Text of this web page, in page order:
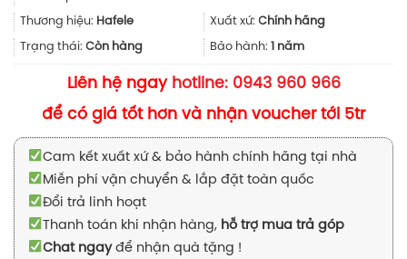
369.000₫.là:
276.000₫.
Thương hiệu: Hafele Xuất xứ: Chính hãng
Trạng thái: Còn hàng Bảo hành: 1 năm
Liên hệ ngay hotline: 0943 960 966
để có giá tốt hơn và nhận voucher tới 5tr
Cam kết xuất xứ & bảo hành chính hãng tại nhà
Miễn phí vận chuyển & lắp đặt toàn quốc
Đổi trả linh hoạt
Thanh toán khi nhận hàng, hỗ trợ mua trả góp
Chat ngayđể nhận quà tặng !